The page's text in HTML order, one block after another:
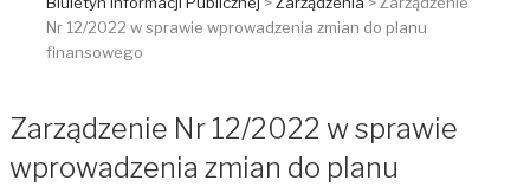
Nr 12/2022 w sprawie wprowadzenia zmian do planu
finansowego
Zarządzenie Nr 12/2022 w sprawie
wprowadzenia zmian do planu